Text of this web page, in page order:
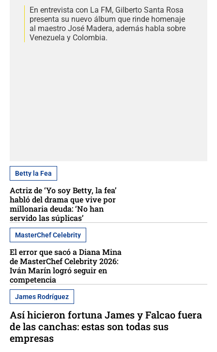
En entrevista con La FM, Gilberto Santa Rosa
presenta su nuevo álbum que rinde homenaje
al maestro José Madera, además habla sobre
Venezuela y Colombia.
Betty la Fea
Actriz de ‘Yo soy Betty, la fea’
habló del drama que vive por
millonaria deuda: ‘No han
servido las súplicas’
MasterChef Celebrity
El error que sacó a Diana Mina
de MasterChef Celebrity 2026:
Iván Marín logró seguir en
competencia
James Rodríguez
Así hicieron fortuna James y Falcao fuera
de las canchas: estas son todas sus
empresas